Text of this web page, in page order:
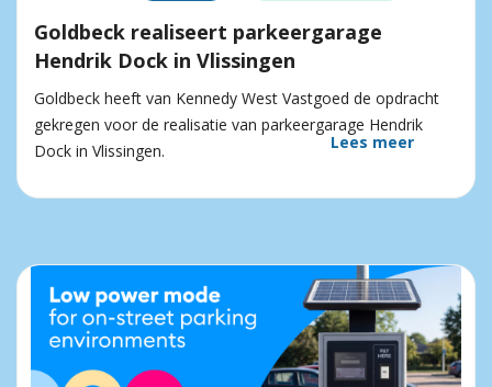
Goldbeck realiseert parkeergarage
Hendrik Dock in Vlissingen
Goldbeck heeft van Kennedy West Vastgoed de opdracht
gekregen voor de realisatie van parkeergarage Hendrik
Dock in Vlissingen.
Lees meer